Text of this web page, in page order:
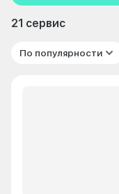
21 сервис
По популярности